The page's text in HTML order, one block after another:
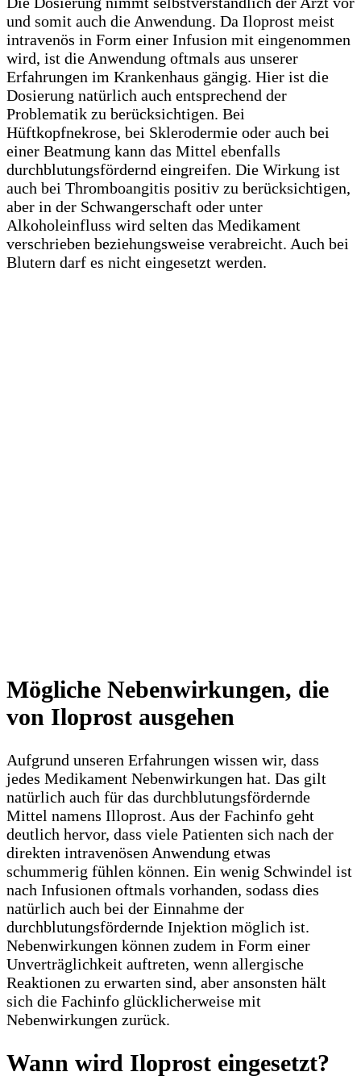
und somit auch die Anwendung. Da Iloprost meist
intravenös in Form einer Infusion mit eingenommen
wird, ist die Anwendung oftmals aus unserer
Erfahrungen im Krankenhaus gängig. Hier ist die
Dosierung natürlich auch entsprechend der
Problematik zu berücksichtigen. Bei
Hüftkopfnekrose, bei Sklerodermie oder auch bei
einer Beatmung kann das Mittel ebenfalls
durchblutungsfördernd eingreifen. Die Wirkung ist
auch bei Thromboangitis positiv zu berücksichtigen,
aber in der Schwangerschaft oder unter
Alkoholeinfluss wird selten das Medikament
verschrieben beziehungsweise verabreicht. Auch bei
Blutern darf es nicht eingesetzt werden.
Mögliche Nebenwirkungen, die
von Iloprost ausgehen
Aufgrund unseren Erfahrungen wissen wir, dass
jedes Medikament Nebenwirkungen hat. Das gilt
natürlich auch für das durchblutungsfördernde
Mittel namens Illoprost. Aus der Fachinfo geht
deutlich hervor, dass viele Patienten sich nach der
direkten intravenösen Anwendung etwas
schummerig fühlen können. Ein wenig Schwindel ist
nach Infusionen oftmals vorhanden, sodass dies
natürlich auch bei der Einnahme der
durchblutungsfördernde Injektion möglich ist.
Nebenwirkungen können zudem in Form einer
Unverträglichkeit auftreten, wenn allergische
Reaktionen zu erwarten sind, aber ansonsten hält
sich die Fachinfo glücklicherweise mit
Nebenwirkungen zurück.
Wann wird Iloprost eingesetzt?